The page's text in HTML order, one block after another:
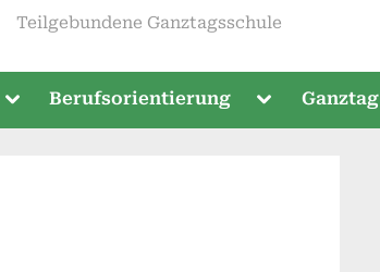
Teilgebundene Ganztagsschule
Toggle
menu
Berufsorientierung
Toggle
menu
Ganztag